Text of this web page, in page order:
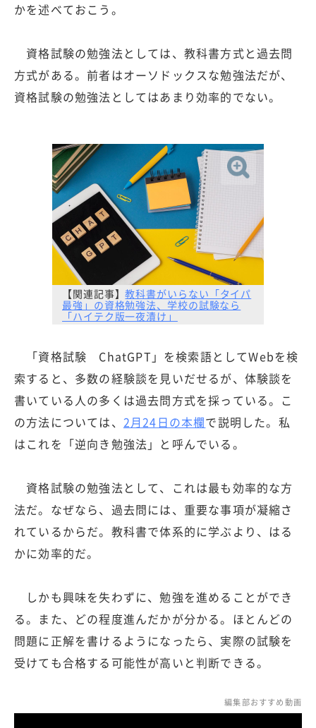
かを述べておこう。
資格試験の勉強法としては、教科書方式と過去問
方式がある。前者はオーソドックスな勉強法だが、
資格試験の勉強法としてはあまり効率的でない。
【関連記事】教科書がいらない「タイパ
最強」の資格勉強法、学校の試験なら
「ハイテク版一夜漬け」
「資格試験 ChatGPT」を検索語としてWebを検
索すると、多数の経験談を見いだせるが、体験談を
書いている人の多くは過去問方式を採っている。こ
の方法については、 2月24日の本欄で説明した。私
はこれを「逆向き勉強法」と呼んでいる。
資格試験の勉強法として、これは最も効率的な方
法だ。なぜなら、過去問には、重要な事項が凝縮さ
れているからだ。教科書で体系的に学ぶより、はる
かに効率的だ。
しかも興味を失わずに、勉強を進めることができ
る。また、どの程度進んだかが分かる。ほとんどの
問題に正解を書けるようになったら、実際の試験を
受けても合格する可能性が高いと判断できる。
編集部おすすめ動画